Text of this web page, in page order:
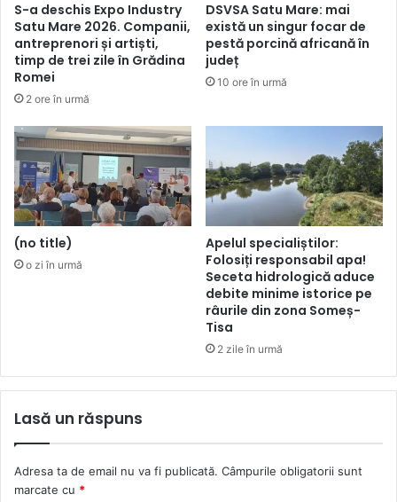
S-a deschis Expo Industry
Satu Mare 2026. Companii,
antreprenori și artiști,
timp de trei zile în Grădina
Romei
2 ore în urmă
DSVSA Satu Mare: mai
există un singur focar de
pestă porcină africană în
județ
10 ore în urmă
(no title)
o zi în urmă
Apelul specialiștilor:
Folosiți responsabil apa!
Seceta hidrologică aduce
debite minime istorice pe
râurile din zona Someș-
Tisa
2 zile în urmă
Lasă un răspuns
Adresa ta de email nu va fi publicată. Câmpurile obligatorii sunt
marcate cu *